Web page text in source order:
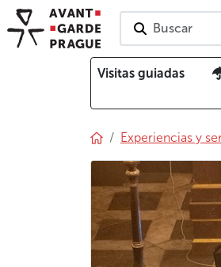
Buscar
Visitas guiadas
Experiencias y